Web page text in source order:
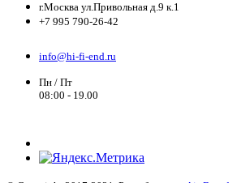
г.Москва ул.Привольная д.9 к.1
+7 995 790-26-42
info@hi-fi-end.ru
Пн / Пт
08:00 - 19.00